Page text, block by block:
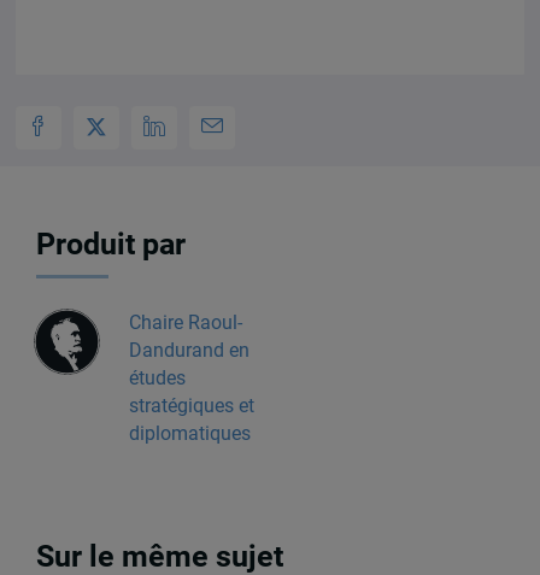
Produit par
Chaire Raoul-
Dandurand en
études
stratégiques et
diplomatiques
Sur le même sujet